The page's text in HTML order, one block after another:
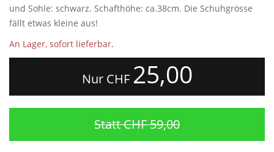
und Sohle: schwarz. Schafthöhe: ca.38cm. Die Schuhgrösse
fällt etwas kleine aus!
An Lager, sofort lieferbar.
Nur CHF 25,00
Statt CHF 59,00